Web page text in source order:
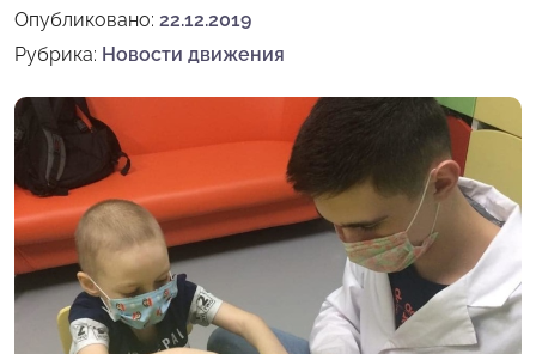
Опубликовано: 22.12.2019
Рубрика: Новости движения